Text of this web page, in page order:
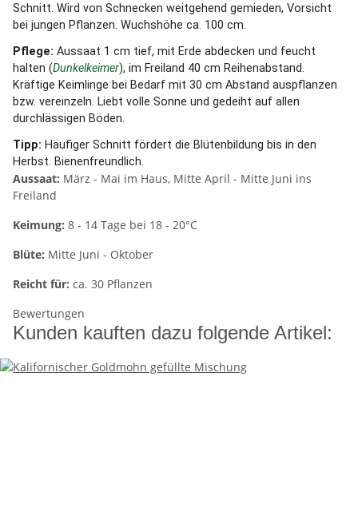
Schnitt. Wird von Schnecken weitgehend gemieden, Vorsicht
bei jungen Pflanzen. Wuchshöhe ca. 100 cm.
Pflege: Aussaat 1 cm tief, mit Erde abdecken und feucht
halten (Dunkelkeimer), im Freiland 40 cm Reihenabstand.
Kräftige Keimlinge bei Bedarf mit 30 cm Abstand auspflanzen
bzw. vereinzeln. Liebt volle Sonne und gedeiht auf allen
durchlässigen Böden.
Tipp: Häufiger Schnitt fördert die Blütenbildung bis in den
Herbst. Bienenfreundlich.
Aussaat: März - Mai im Haus, Mitte April - Mitte Juni ins
Freiland
Keimung: 8 - 14 Tage bei 18 - 20°C
Blüte: Mitte Juni - Oktober
Reicht für: ca. 30 Pflanzen
Bewertungen
Kunden kauften dazu folgende Artikel: